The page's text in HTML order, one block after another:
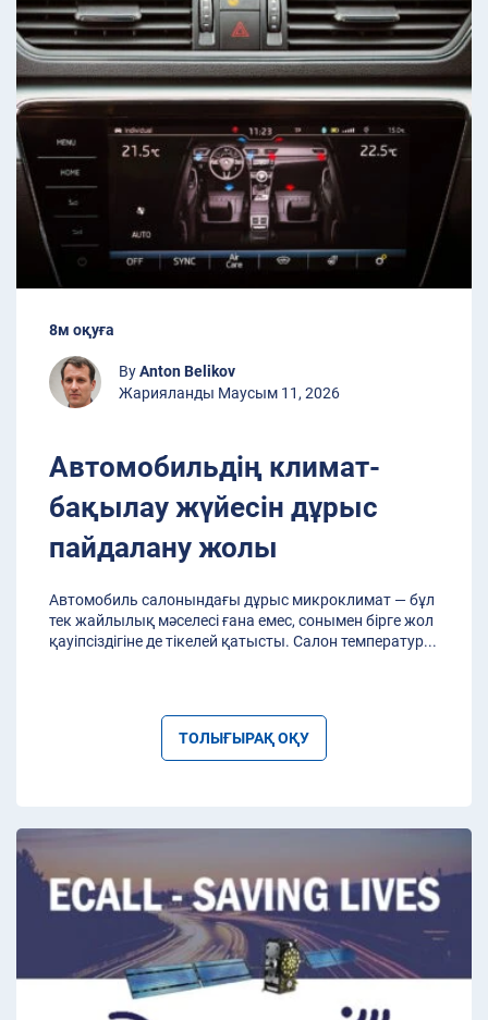
8м оқуға
ByAnton Belikov
Жарияланды Маусым 11, 2026
Автомобильдің климат-
бақылау жүйесін дұрыс
пайдалану жолы
Автомобиль салонындағы дұрыс микроклимат — бұл
тек жайлылық мәселесі ғана емес, сонымен бірге жол
қауіпсіздігіне де тікелей қатысты. Салон температур...
ТОЛЫҒЫРАҚ ОҚУ